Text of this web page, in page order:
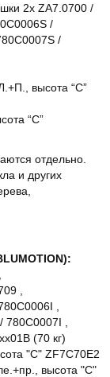
2x ZA7.0700 /
/
/
высота “C”
“C”
отдельно.
и других
,
,
,
(70 кг)
"C" ZF7C70E2
высота "C"